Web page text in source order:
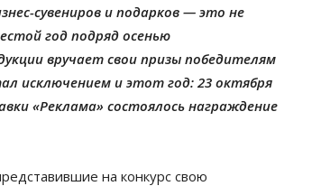
сувениров и подарков — это не
год подряд осенью
вручает свои призы победителям
исключением и этот год: 23 октября
«Реклама» состоялось награждение
на конкурс свою